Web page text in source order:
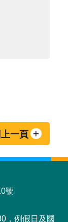
上一頁
路4段10號
，例假日及國